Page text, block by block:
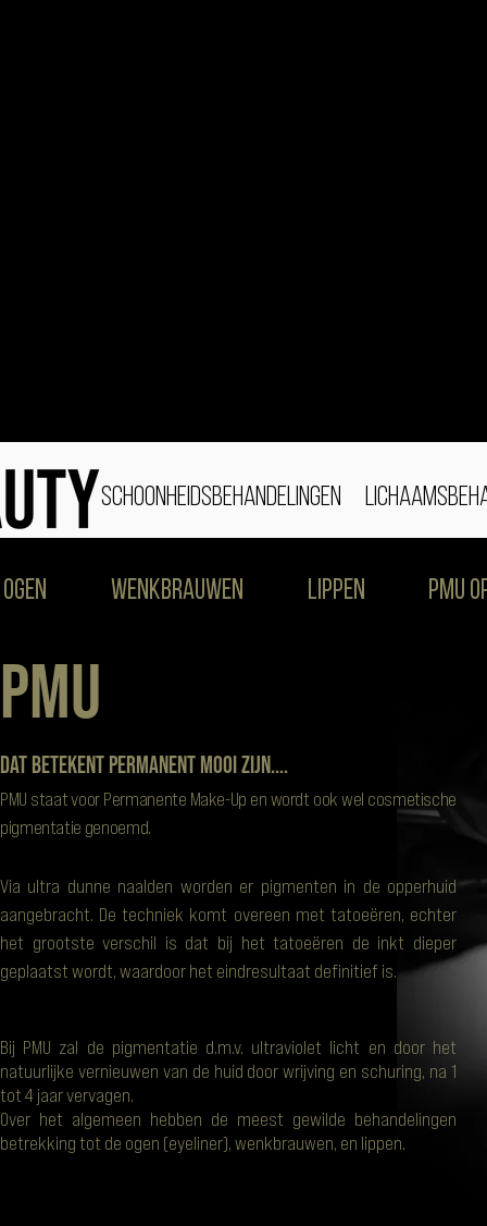
ogen Wenkbrauwen Lippen
PMU
dat betekent permanent mooi zijn....
PMU staat voor Permanente Make-Up en wordt ook wel cosmetische
pigmentatie genoemd.
Via ultra dunne naalden worden er pigmenten in de opperhuid
aangebracht. De techniek komt overeen met tatoeëren, echter
het grootste verschil is dat bij het tatoeëren de inkt dieper
geplaatst wordt, waardoor het eindresultaat definitief is.
Bij PMU zal de pigmentatie d.m.v. ultraviolet licht en door het
natuurlijke vernieuwen van de huid door wrijving en schuring, na 1
tot 4 jaar vervagen.
Over het algemeen hebben de meest gewilde behandelingen
betrekking tot de ogen (eyeliner), wenkbrauwen, en lippen.
PMU
schoonheidsbehandelingen